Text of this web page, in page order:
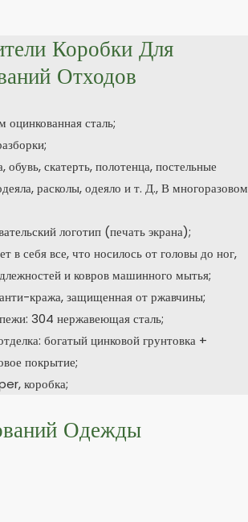
Коробки Для
Отходов
сталь;
скатерть, полотенца, постельные
расколы, одеяло и т. Д., В многоразовом
логотип (печать экрана);
в себя все, что носилось от головы до ног,
и ковров машинного мытья;
кража, защищенная от ржавчины;
304 нержавеющая сталь;
богатый цинковой грунтовка +
покрытие;
коробка;
Одежды